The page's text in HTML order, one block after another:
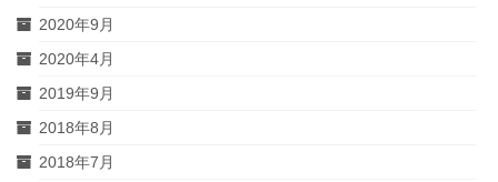
2020年9月
2020年4月
2019年9月
2018年8月
2018年7月